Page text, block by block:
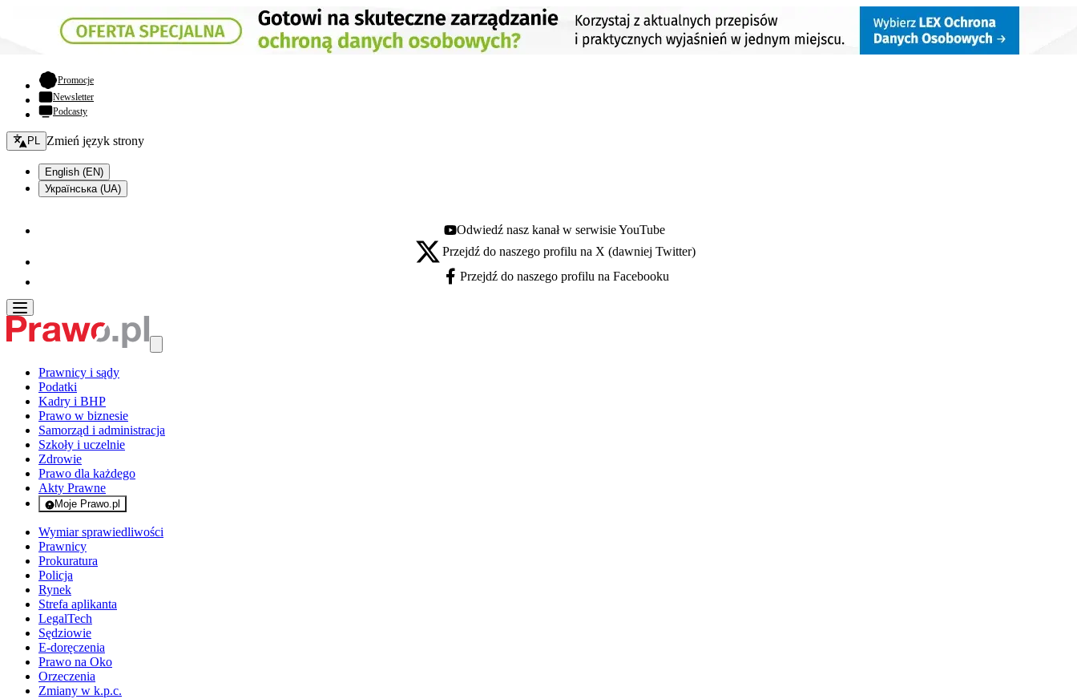
Promocje- otwiera się w nowej karcie
Newsletter
Podcasty
Zmień język - bieżący:
PL Zmień język strony
English (EN)
Українська (UA)
Youtube - otwiera się w nowej karcie
Odwiedź nasz kanał w serwisie YouTube
X - otwiera się w nowej karcie
Przejdź do naszego profilu na X (dawniej Twitter)
Facebook - otwiera się w nowej karcie
Przejdź do naszego profilu na Facebooku
Prawnicy i sądy
Podatki
Kadry i BHP
Prawo w biznesie
Samorząd i administracja
Szkoły i uczelnie
Zdrowie
Prawo dla każdego
Akty Prawne
Moje Prawo.pl
- rejestracja i logowanie do serwisu
Wymiar sprawiedliwości
Prawnicy
Prokuratura
Policja
Rynek
Strefa aplikanta
LegalTech
Sędziowie
E-doręczenia
Prawo na Oko
Orzeczenia
Zmiany w k.p.c.